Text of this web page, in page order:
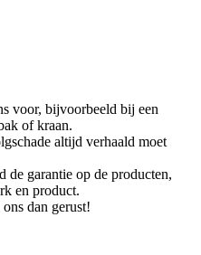
voor, bijvoorbeeld bij een
of kraan.
altijd verhaald moet
de garantie op de producten,
en product.
dan gerust!